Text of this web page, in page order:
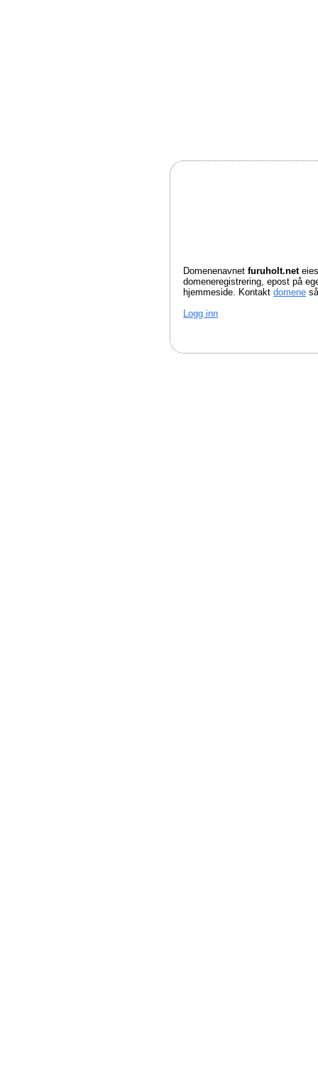
Domenenavnet furuholt.net
domeneregistrering, epost på
hjemmeside. Kontakt domene
Logg inn